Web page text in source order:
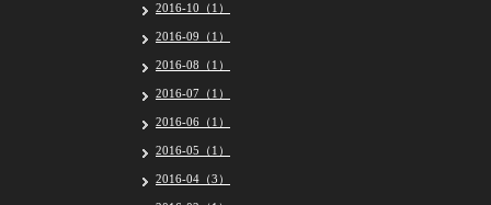
2016-10（1）
2016-09（1）
2016-08（1）
2016-07（1）
2016-06（1）
2016-05（1）
2016-04（3）